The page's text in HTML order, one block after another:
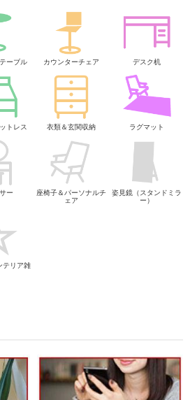
ーブル カウンターチェア デスク机
トレス 衣類＆玄関収納 ラグマット
ー
座椅子＆パーソナルチ
ェア
姿見鏡（スタンドミラ
ー）
テリア雑